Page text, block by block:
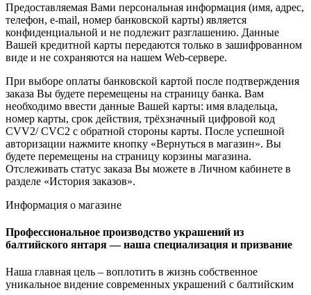
Предоставляемая Вами персональная информация (имя, адрес,
телефон, e-mail, номер банковской карты) является
конфиденциальной и не подлежит разглашению. Данные
Вашей кредитной карты передаются только в зашифрованном
виде и не сохраняются на нашем Web-сервере.
При выборе оплаты банковской картой после подтверждения
заказа Вы будете перемещены на страницу банка. Вам
необходимо ввести данные Вашей карты: имя владельца,
номер карты, срок действия, трёхзначный цифровой код
CVV2/ CVC2 с обратной стороны карты. После успешной
авторизации нажмите кнопку «Вернуться в магазин». Вы
будете перемещены на страницу корзины магазина.
Отслеживать статус заказа Вы можете в Личном кабинете в
разделе «История заказов».
Информация о магазине
Профессиональное производство украшений из
балтийского янтаря — наша специализация и призвание
Наша главная цель – воплотить в жизнь собственное
уникальное видение современных украшений с балтийским